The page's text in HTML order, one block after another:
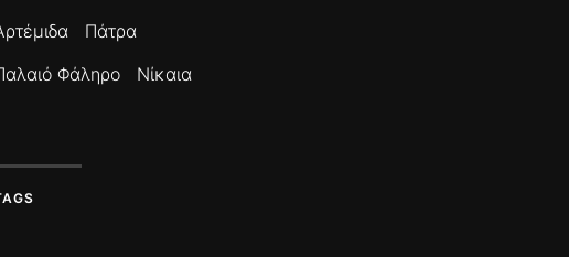
Πάτρα
Φάληρο
Νίκαια